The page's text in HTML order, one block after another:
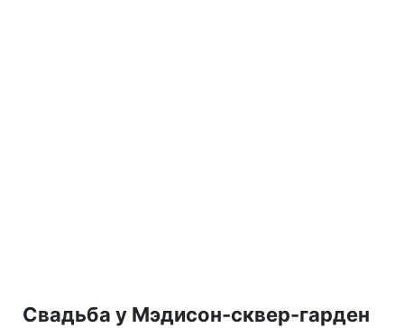
Свадьба у Мэдисон-сквер-гарден